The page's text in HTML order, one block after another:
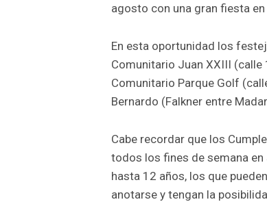
agosto con una gran fiesta
En esta oportunidad los
Comunitario Juan XXIII (calle
Comunitario Parque Golf
Bernardo (Falkner entre
Cabe recordar que los
todos los fines de semana
hasta 12 años, los que
anotarse y tengan la